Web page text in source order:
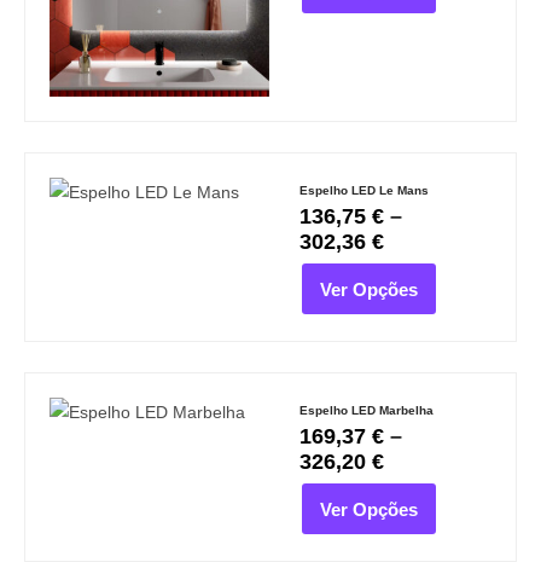
Espelho LED Le Mans
136,75 € –
302,36 €
Ver Opções
Espelho LED Marbelha
169,37 € –
326,20 €
Ver Opções